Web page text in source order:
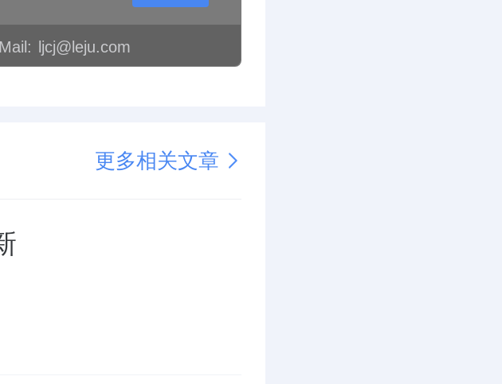
Mail: ljcj@leju.com
更多相关文章